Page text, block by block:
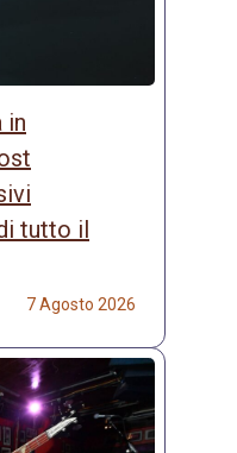
in
tutto il
7 Agosto 2026